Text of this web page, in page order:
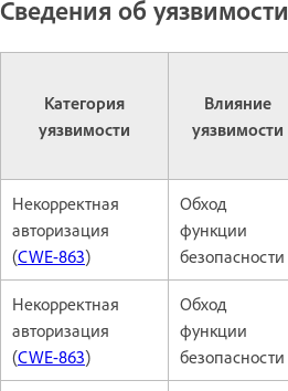
Сведения об уязвимости
Категория
уязвимости
Влияние
уязвимости
Некорректная
авторизация
(CWE-863)
Обход
функции
безопасности
Некорректная
авторизация
(CWE-863)
Обход
функции
безопасности